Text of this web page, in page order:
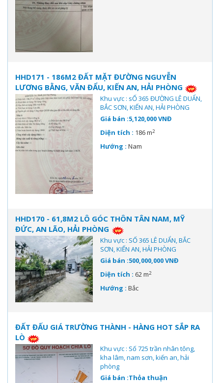
HHD171 - 186M2 ĐẤT MẶT ĐƯỜNG NGUYỄN
LƯƠNG BẰNG, VĂN ĐẨU, KIẾN AN, HẢI PHÒNG
Khu vực : sỐ 365 ĐƯỜNG LÊ DUẨN,
BẮC SƠN, KIẾN AN, HẢI PHÒNG
Giá bán :5,120,000 VNĐ
Diện tích : 186 m2
Hướng : Nam
HHD170 - 61,8M2 LÔ GÓC THÔN TÂN NAM, MỸ
ĐỨC, AN LÃO, HẢI PHÒNG
Khu vực : SỐ 365 LÊ DUẨN, BẮC
SƠN, KIẾN AN, HẢI PHÒNG
Giá bán :500,000,000 VNĐ
Diện tích : 62 m2
Hướng : Bắc
ĐẤT ĐẤU GIÁ TRƯỜNG THÀNH - HÀNG HOT SẮP RA
LÒ
Khu vực : Số 725 trần nhân tông,
kha lâm, nam sơn, kiến an, hải
phòng
Giá bán :Thỏa thuận